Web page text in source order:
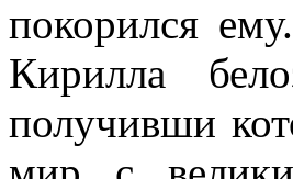
покорился
Кирилла
получивши